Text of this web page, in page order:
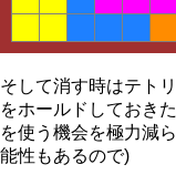
そして消す時はテト
をホールドしておき
を使う機会を極力減
能性もあるので)